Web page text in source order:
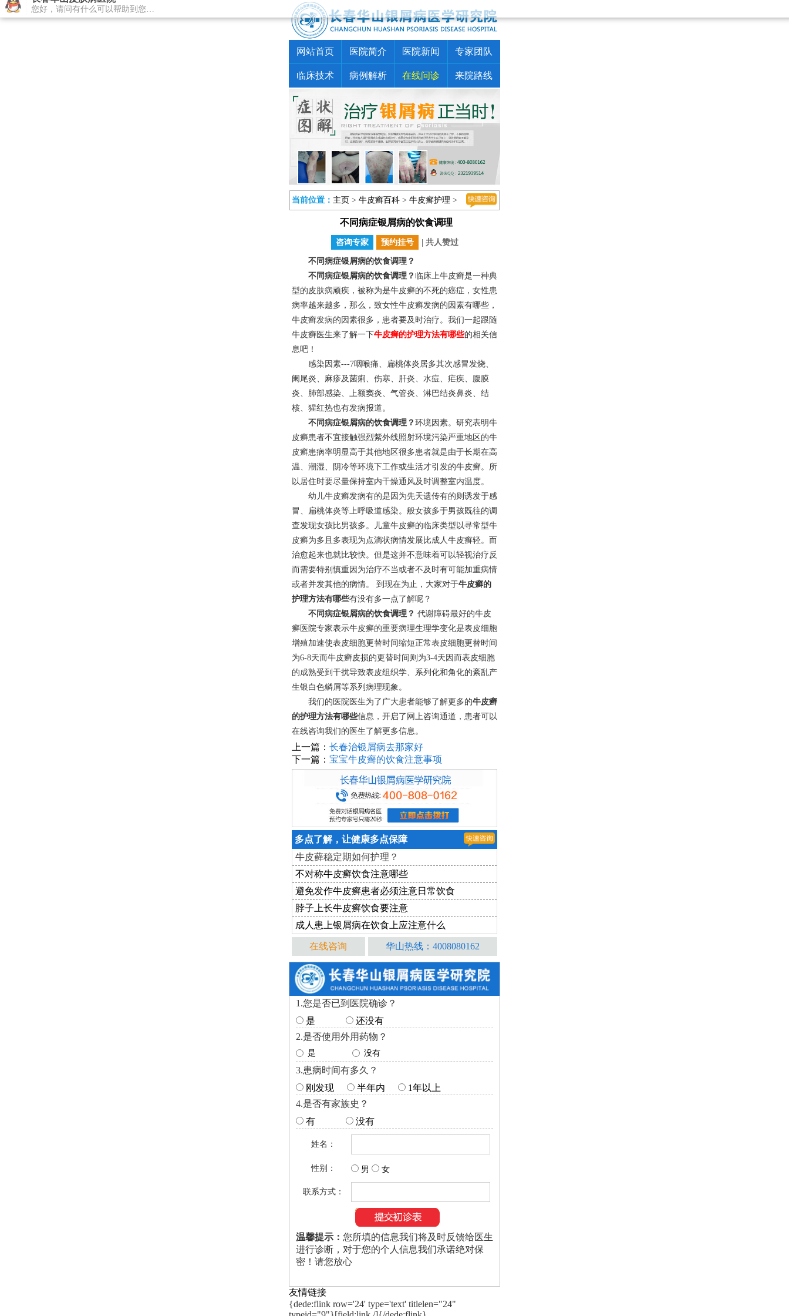
网站首页 医院简介 医院新闻 专家团队
临床技术 病例解析 在线问诊 来院路线
当前位置： 主页 > 牛皮癣百科 > 牛皮癣护理 >
不同病症银屑病的饮食调理
咨询专家 预约挂号 | 共人赞过
不同病症银屑病的饮食调理？
不同病症银屑病的饮食调理？ 临床上牛皮癣是一种典
型的皮肤病顽疾，被称为是牛皮癣的不死的癌症，女性患
病率越来越多，那么，致女性牛皮癣发病的因素有哪些，
牛皮癣发病的因素很多，患者要及时治疗。我们一起跟随
牛皮癣医生来了解一下牛皮癣的护理方法有哪些的相关信
息吧！
感染因素---7咽喉痛、扁桃体炎居多其次感冒发烧、
阑尾炎、麻疹及菌痢、伤寒、肝炎、水痘、疟疾、腹膜
炎、肺部感染、上额窦炎、气管炎、淋巴结炎鼻炎、结
核、猩红热也有发病报道。
不同病症银屑病的饮食调理？ 环境因素。研究表明牛
皮癣患者不宜接触强烈紫外线照射环境污染严重地区的牛
皮癣患病率明显高于其他地区很多患者就是由于长期在高
温、潮湿、阴冷等环境下工作或生活才引发的牛皮癣。所
以居住时要尽量保持室内干燥通风及时调整室内温度。
幼儿牛皮癣发病有的是因为先天遗传有的则诱发于感
冒、扁桃体炎等上呼吸道感染。般女孩多于男孩既往的调
查发现女孩比男孩多。儿童牛皮癣的临床类型以寻常型牛
皮癣为多且多表现为点滴状病情发展比成人牛皮癣轻。而
治愈起来也就比较快。但是这并不意味着可以轻视治疗反
而需要特别慎重因为治疗不当或者不及时有可能加重病情
或者并发其他的病情。 到现在为止，大家对于牛皮癣的
护理方法有哪些有没有多一点了解呢？
不同病症银屑病的饮食调理？ 代谢障碍最好的牛皮
癣医院专家表示牛皮癣的重要病理生理学变化是表皮细胞
增殖加速使表皮细胞更替时间缩短正常表皮细胞更替时间
为6-8天而牛皮癣皮损的更替时间则为3-4天因而表皮细胞
的成熟受到干扰导致表皮组织学、系列化和角化的紊乱产
生银白色鳞屑等系列病理现象。
我们的医院医生为了广大患者能够了解更多的牛皮癣
的护理方法有哪些信息，开启了网上咨询通道，患者可以
在线咨询我们的医生了解更多信息。
上一篇： 长春治银屑病去那家好
下一篇： 宝宝牛皮癣的饮食注意事项
多点了解，让健康多点保障
牛皮藓稳定期如何护理？
不对称牛皮癣饮食注意哪些
避免发作牛皮癣患者必须注意日常饮食
脖子上长牛皮癣饮食要注意
成人患上银屑病在饮食上应注意什么
在线咨询 华山热线：4008080162
1.您是否已到医院确诊？
是
还没有
2.是否使用外用药物？
是 没有
3.患病时间有多久？
刚发现
半年内
1年以上
4.是否有家族史？
有
没有
姓名：
性别： 男 女
联系方式：
温馨提示： 您所填的信息我们将及时反馈给医生
进行诊断，对于您的个人信息我们承诺绝对保
密！请您放心
友情链接
{dede:flink row='24' type='text' titlelen="24"
长春华山皮肤病医院
您好，请问有什么可以帮助到您…